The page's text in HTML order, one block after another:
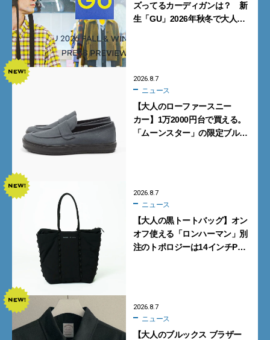
ズってるカーディガンは？ 新
生「GU」2026年秋冬で大人メ
2026.8.7
ニュース
【大人のローファースニー
カー】1万2000円台で買える。
「ムーンスター」の限定ブルー
2026.8.7
ニュース
【大人の黒トートバッグ】オン
オフ使える「ロンハーマン」別
注のトポロジーは14インチPC
2026.8.7
ニュース
【大人のブルックス ブラザー